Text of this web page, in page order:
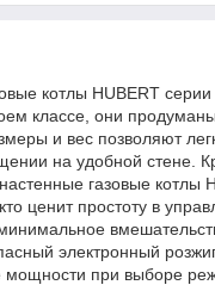
котлы HUBERT
классе, они
и вес позволяют
на удобной стене.
газовые котлы
ценит простоту в
электронный
мощности при выборе